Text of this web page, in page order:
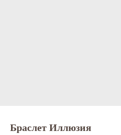
Браслет Иллюзия